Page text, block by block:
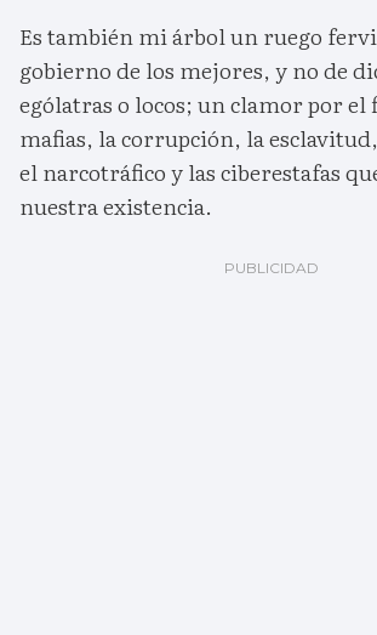
Es también mi árbol un ruego
gobierno de los mejores, y no de
ególatras o locos; un clamor por el
mafias, la corrupción, la
el narcotráfico y las ciberestafas
nuestra existencia.